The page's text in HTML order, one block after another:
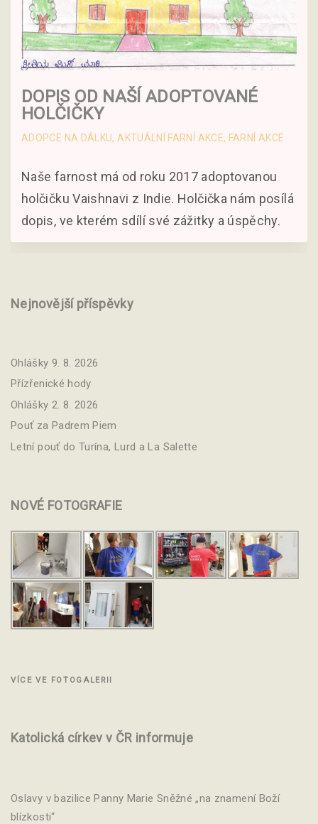
DOPIS OD NAŠÍ ADOPTOVANÉ
HOLČIČKY
ADOPCE NA DÁLKU AKTUÁLNÍ FARNÍ AKCE FARNÍ AKCE
Naše farnost má od roku 2017 adoptovanou
holčičku Vaishnavi z Indie. Holčička nám posílá
dopis, ve kterém sdílí své zážitky a úspěchy.
Nejnovější příspěvky
Ohlášky 9. 8. 2026
Přízřenické hody
Ohlášky 2. 8. 2026
Pouť za Padrem Piem
Letní pouť do Turína, Lurd a La Salette
NOVÉ FOTOGRAFIE
VÍCE VE FOTOGALERII
Katolická církev v ČR informuje
Oslavy v bazilice Panny Marie Sněžné „na znamení Boží
blízkosti“